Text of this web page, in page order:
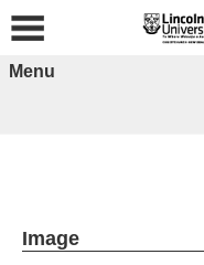
Menu
Image